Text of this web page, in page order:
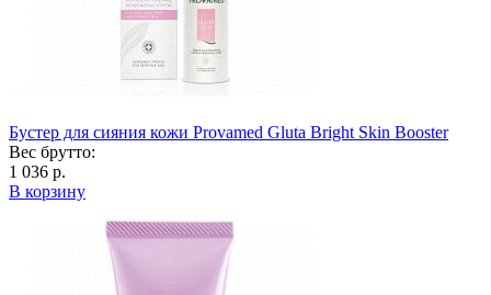
Бустер для сияния кожи Provamed Gluta Bright Skin Booster
Вес брутто:
1 036 р.
В корзину